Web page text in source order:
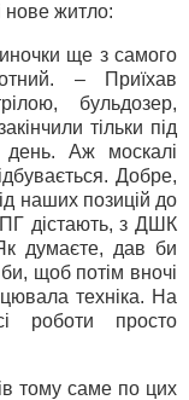
нове житло:
ще з самого
– Приїхав
бульдозер,
тільки під
день. Аж москалі
Добре,
наших позицій до
дістають, з ДШК
думаєте, дав би
щоб потім вночі
техніка. На
роботи просто
тому саме по цих